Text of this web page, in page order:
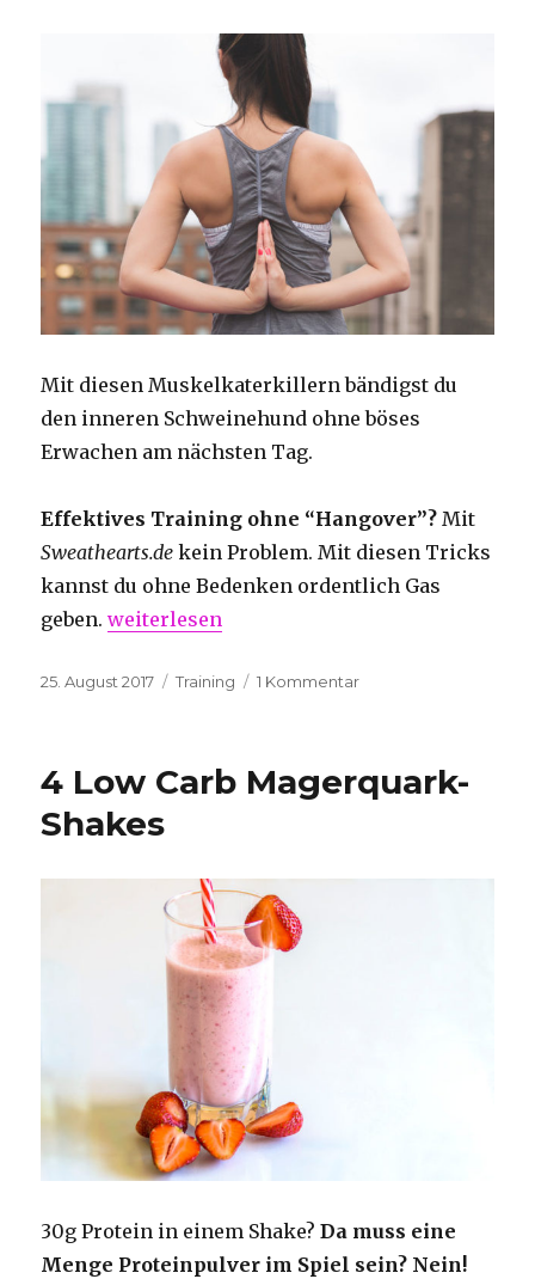
Mit diesen Muskelkaterkillern bändigst du
den inneren Schweinehund ohne böses
Erwachen am nächsten Tag.
Effektives Training ohne “Hangover”? Mit
Sweathearts.de kein Problem. Mit diesen Tricks
kannst du ohne Bedenken ordentlich Gas
geben.„3 Tipps gegen Muskelkater“
weiterlesen
Veröffentlicht
25. August 2017 Kategorien
Training 1 Kommentarzu
Muskelkater
4 Low Carb Magerquark-
Shakes
30g Protein in einem Shake?Da muss eine
Menge Proteinpulver im Spiel sein? Nein!